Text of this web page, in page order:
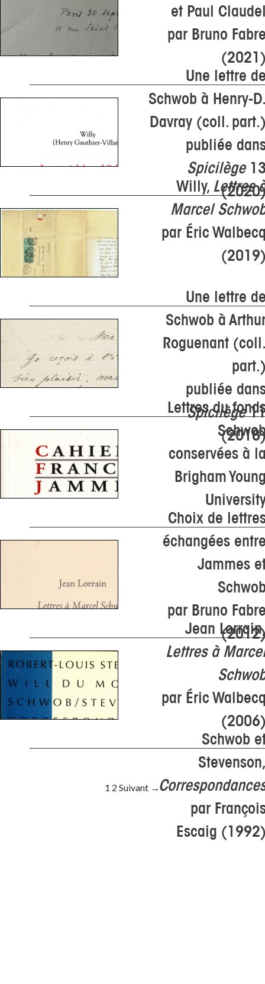
et Paul
par Bruno
Une lettre
Schwob à Henry-
Davray (coll.
publiée
Spicilège
Willy, Lettres
Marcel
par Éric
Une lettre
Schwob à
Roguenant
publiée
Spicilège
Lettres du
conservées à
Brigham
Choix de
échangées
Jammes
par Bruno
Jean
Lettres à
par Éric
Schwob
par
Escaig
Navigation au sein des articles
1 2 Suivant →